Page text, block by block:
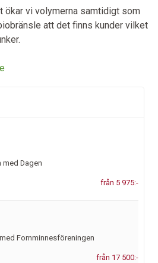
ökar vi volymerna samtidigt som
att det finns kunder vilket
med Dagen
från 5 975:-
Fornminnesföreningen
från 17 500:-